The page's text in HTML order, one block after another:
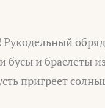
Рукодельный
бусы и браслеты
пригреет